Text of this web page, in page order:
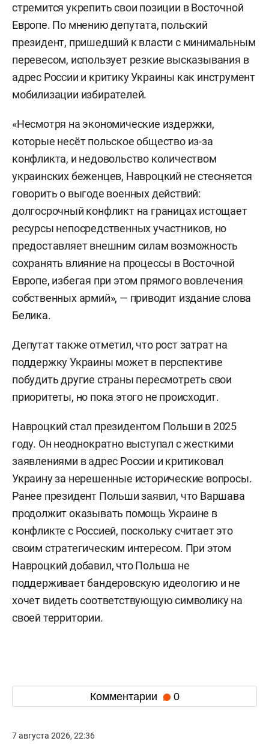
стремится укрепить свои позиции в Восточной
Европе. По мнению депутата, польский
президент, пришедший к власти с минимальным
перевесом, использует резкие высказывания в
адрес России и критику Украины как инструмент
мобилизации избирателей.
«Несмотря на экономические издержки,
которые несёт польское общество из-за
конфликта, и недовольство количеством
украинских беженцев, Навроцкий не стесняется
говорить о выгоде военных действий:
долгосрочный конфликт на границах истощает
ресурсы непосредственных участников, но
предоставляет внешним силам возможность
сохранять влияние на процессы в Восточной
Европе, избегая при этом прямого вовлечения
собственных армий», — приводит издание слова
Белика.
Депутат также отметил, что рост затрат на
поддержку Украины может в перспективе
побудить другие страны пересмотреть свои
приоритеты, но пока этого не происходит.
Навроцкий стал президентом Польши в 2025
году. Он неоднократно выступал с жесткими
заявлениями в адрес России и критиковал
Украину за нерешенные исторические вопросы.
Ранее президент Польши заявил, что Варшава
продолжит оказывать помощь Украине в
конфликте с Россией, поскольку считает это
своим стратегическим интересом. При этом
Навроцкий добавил, что Польша не
поддерживает бандеровскую идеологию и не
хочет видеть соответствующую символику на
своей территории.
Комментарии 0
7 августа 2026, 22:36